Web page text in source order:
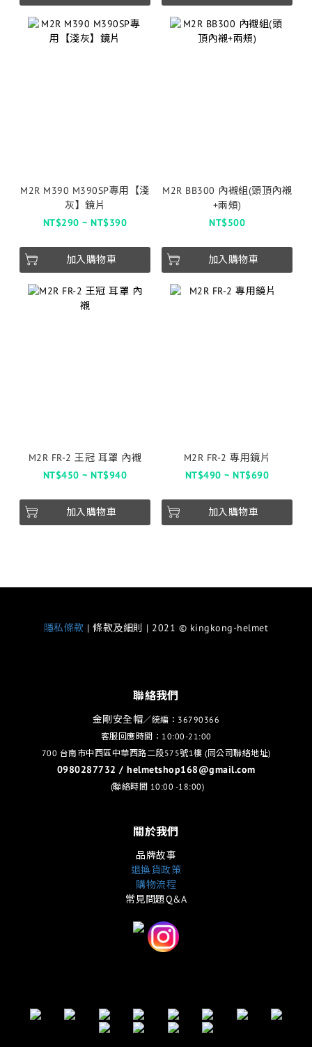
M2R M390 M390SP專用【淺
灰】鏡片
NT$290 ~ NT$390
加入購物車
M2R BB300 內襯組(頭頂內襯
+兩頰)
NT$500
加入購物車
M2R FR-2 王冠 耳罩 內襯
NT$450 ~ NT$940
加入購物車
M2R FR-2 專用鏡片
NT$490 ~ NT$690
加入購物車
隱私條款 | 條款及細則 | 2021 © kingkong-helmet
聯絡我們
金剛安全帽／統編：36790366
客服回應時間：10:00-21:00
700 台南市中西區中華西路二段575號1樓 (同公司聯絡地址)
0980287732 / helmetshop168@gmail.com
(聯絡時間 10:00 -18:00)
關於我們
品牌故事
退換貨政策
購物流程
常見問題Q&A